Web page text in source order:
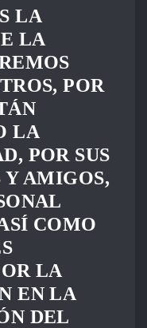
LA
LA
POR
LA
POR SUS
AMIGOS,
COMO
LA
EN LA
DEL